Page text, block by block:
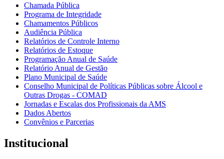
Chamada Pública
Programa de Integridade
Chamamentos Públicos
Audiência Pública
Relatórios de Controle Interno
Relatórios de Estoque
Programação Anual de Saúde
Relatório Anual de Gestão
Plano Municipal de Saúde
Conselho Municipal de Políticas Públicas sobre Álcool e
Outras Drogas - COMAD
Jornadas e Escalas dos Profissionais da AMS
Dados Abertos
Convênios e Parcerias
Institucional